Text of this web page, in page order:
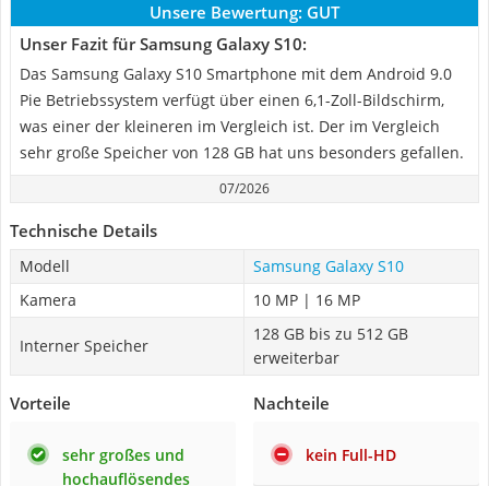
Unsere Bewertung: GUT
Unser Fazit für Samsung Galaxy S10:
Das Samsung Galaxy S10 Smartphone mit dem Android 9.0
Pie Betriebssystem verfügt über einen 6,1-Zoll-Bildschirm,
was einer der kleineren im Vergleich ist. Der im Vergleich
sehr große Speicher von 128 GB hat uns besonders gefallen.
07/2026
Technische Details
Modell
Samsung Galaxy S10
Kamera
10 MP | 16 MP
Interner Speicher
128 GB bis zu 512 GB
erweiterbar
Vorteile
sehr großes und
hochauflösendes
Nachteile
kein Full-HD